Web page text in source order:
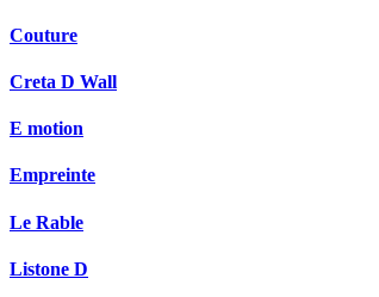
Couture
Creta D Wall
E motion
Empreinte
Le Rable
Listone D